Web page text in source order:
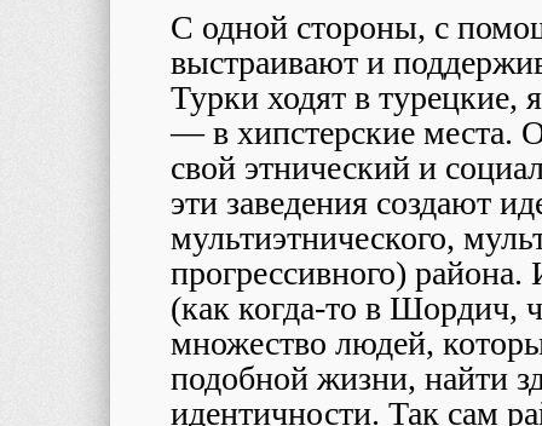
С одной стороны, с
выстраивают и
Турки ходят в
— в хипстерские места.
свой этнический и
эти заведения создают
мультиэтнического,
прогрессивного) района.
(как когда-то в Шордич,
множество людей,
подобной жизни, найти
идентичности. Так сам